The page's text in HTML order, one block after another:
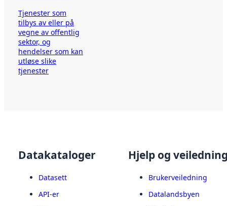
Tjenester som
tilbys av eller på
vegne av offentlig
sektor, og
hendelser som kan
utløse slike
tjenester
Datakataloger
Datasett
API-er
Hjelp og
Brukerveiledning
Datalandsbyen